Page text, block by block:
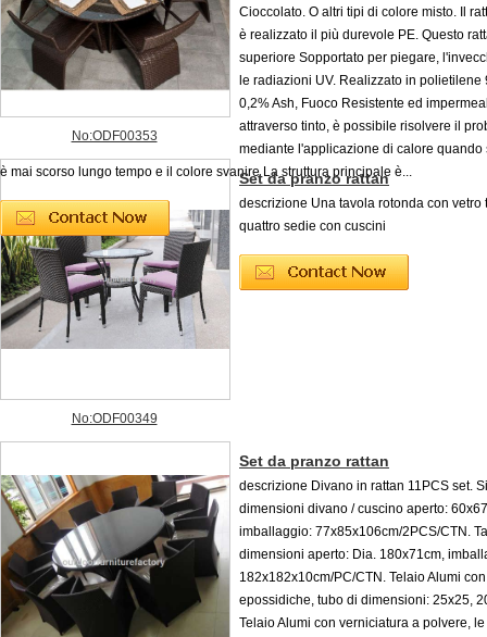
No:ODF00353
Cioccolato. O altri tipi di colore misto. Il
è realizzato il più durevole PE. Questo
superiore Sopportato per piegare,
le radiazioni UV. Realizzato in polietilene
0,2% Ash, Fuoco Resistente ed
attraverso tinto, è possibile risolvere il
mediante l'applicazione di calore quando
è mai scorso lungo tempo e il colore svanire La struttura principale è...
No:ODF00349
Set da pranzo rattan
descrizione Una tavola rotonda con vetro
quattro sedie con cuscini
Set da pranzo rattan
descrizione Divano in rattan 11PCS set.
dimensioni divano / cuscino aperto:
imballaggio: 77x85x106cm/2PCS/CTN.
dimensioni aperto: Dia. 180x71cm,
182x182x10cm/PC/CTN. Telaio Alumi
epossidiche, tubo di dimensioni: 25x25,
Telaio Alumi con verniciatura a polvere,